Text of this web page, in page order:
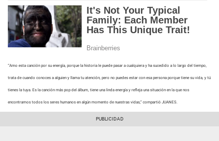
“Amo esta canción por su energía, porque la historia le puede pasar a cualquiera y ha sucedido a lo largo del tiempo,
trata de cuando conoces a alguien y llama tu atención, pero no puedes estar con esa persona porque tiene su vida, y tú
tienes la tuya. Es la canción más pop del álbum, tiene una linda energía y refleja una situación en la que nos
encontramos todos los seres humanos en algún momento de nuestras vidas,” compartió JUANES.